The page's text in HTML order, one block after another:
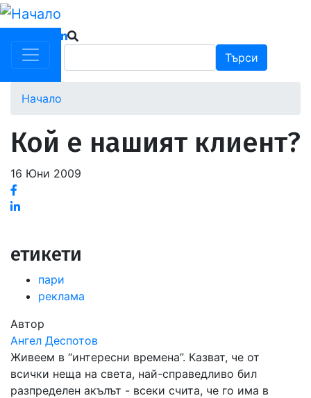
Премини
към
основното
съдържание
Търси
Начало
Кой е нашият клиент?
16 Юни 2009
етикети
пари
реклама
Автор
Ангел Деспотов
Живеем в “интересни времена”. Казват, че от
всички неща на света, най-справедливо бил
разпределен акълът - всеки счита, че го има в